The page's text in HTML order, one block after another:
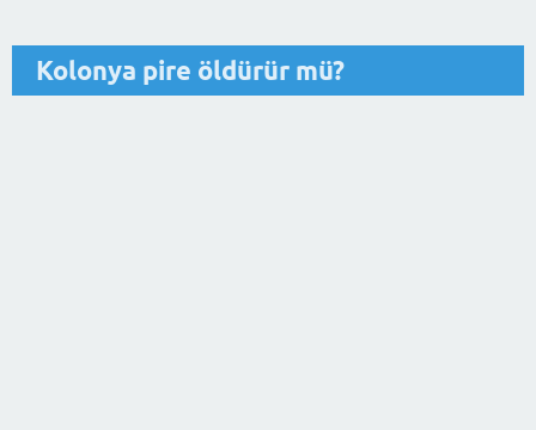
Kolonya pire öldürür mü?